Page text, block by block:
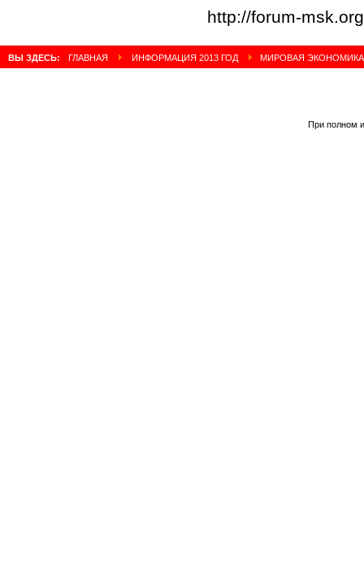
http://forum-
ВЫ ЗДЕСЬ: ГЛАВНАЯ ИНФОРМАЦИЯ 2013 ГОД МИРОВАЯ
При полном